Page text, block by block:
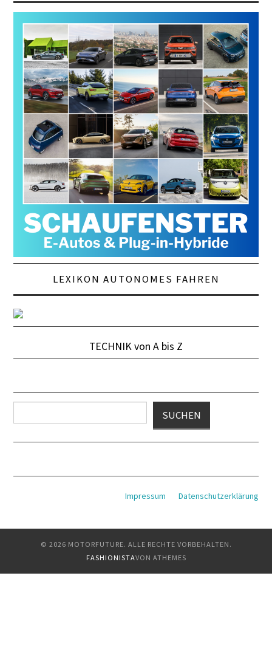
LEXIKON AUTONOMES FAHREN
TECHNIK von A bis Z
SUCHEN
Datenschutzerklärung
Impressum
© 2026 MOTORFUTURE. ALLE RECHTE VORBEHALTEN.
FASHIONISTAVON ATHEMES